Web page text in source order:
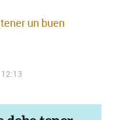
un buen